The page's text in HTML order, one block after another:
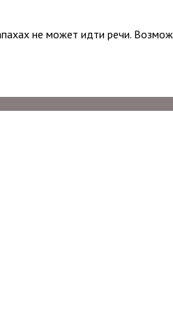
не может идти речи.